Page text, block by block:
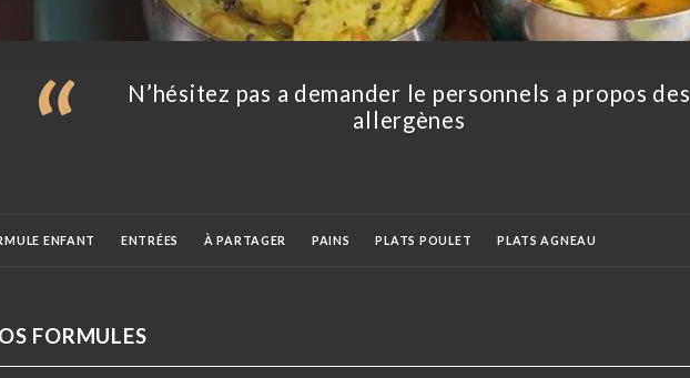
N’hésitez pas a demander le personnels a propos des
allergènes
ENFANT ENTRÉES À PARTAGER PAINS PLATS POULET PLATS AGNEAU
FRAICHES LASSIE / COCKTAIL
FORMULES